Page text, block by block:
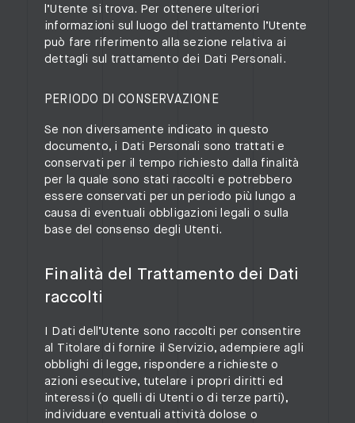
l’Utente si trova. Per ottenere ulteriori
informazioni sul luogo del trattamento l’Utente
può fare riferimento alla sezione relativa ai
dettagli sul trattamento dei Dati Personali.
PERIODO DI CONSERVAZIONE
Se non diversamente indicato in questo
documento, i Dati Personali sono trattati e
conservati per il tempo richiesto dalla finalità
per la quale sono stati raccolti e potrebbero
essere conservati per un periodo più lungo a
causa di eventuali obbligazioni legali o sulla
base del consenso degli Utenti.
Finalità del Trattamento dei Dati
raccolti
I Dati dell’Utente sono raccolti per consentire
al Titolare di fornire il Servizio, adempiere agli
obblighi di legge, rispondere a richieste o
azioni esecutive, tutelare i propri diritti ed
interessi (o quelli di Utenti o di terze parti),
individuare eventuali attività dolose o